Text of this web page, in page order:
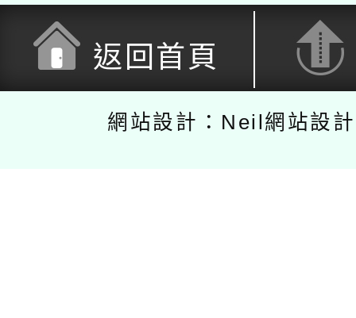
返回首頁
網站設計：Neil網站設